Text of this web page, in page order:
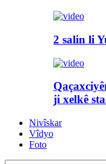
2 salin li
ji xelkê
Nivîskar
Vîdyo
Foto